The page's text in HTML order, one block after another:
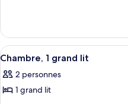
mobilité
réduite
(Hearing)
chambre :
Studio,
1
grand
lit,
Studio,
grand
accessible
aux
Afficher
toutes
les
photos
7
Chambre, 1 grand lit
2 personnes
1 grand lit